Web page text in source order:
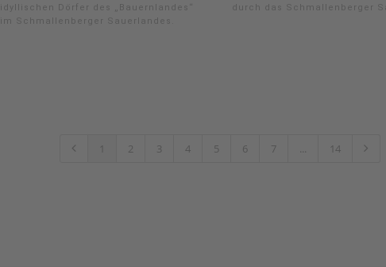
idyllischen Dörfer des „Bauernlandes“
im Schmallenberger Sauerlandes.
durch das Schmallenberger
1 2 3 4 5 6 7 ... 14